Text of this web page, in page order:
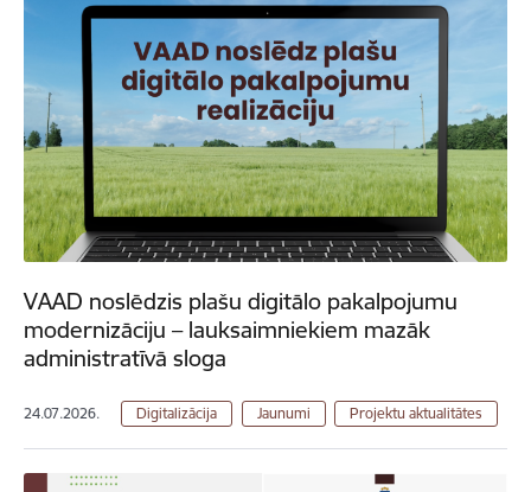
VAAD noslēdzis plašu digitālo pakalpojumu
modernizāciju – lauksaimniekiem mazāk
administratīvā sloga
24.07.2026. Digitalizācija Jaunumi Projektu aktualitātes